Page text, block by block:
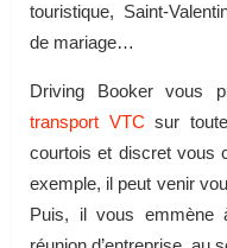
touristique, Saint-
de mariage…
Driving Booker vous
transport VTC sur
courtois et discret vous
exemple, il peut venir
Puis, il vous emmène